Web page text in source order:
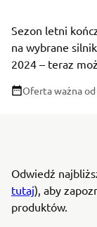
Sezon letni
na wybrane
2024 – teraz
Oferta ważna
Odwiedź
tutaj), aby
produktów.